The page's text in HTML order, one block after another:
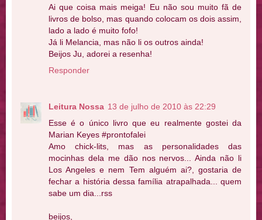
Ai que coisa mais meiga! Eu não sou muito fã de
livros de bolso, mas quando colocam os dois assim,
lado a lado é muito fofo!
Já li Melancia, mas não li os outros ainda!
Beijos Ju, adorei a resenha!
Responder
Leitura Nossa 13 de julho de 2010 às 22:29
Esse é o único livro que eu realmente gostei da
Marian Keyes #prontofalei
Amo chick-lits, mas as personalidades das
mocinhas dela me dão nos nervos... Ainda não li
Los Angeles e nem Tem alguém ai?, gostaria de
fechar a história dessa família atrapalhada... quem
sabe um dia...rss
beijos,